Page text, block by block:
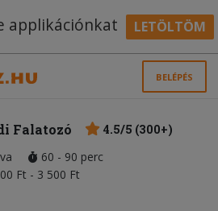
applikációnkat LETÖLTÖM
BELÉPÉS
Falatozó
4.5/5 (300+)
60 - 90 perc
Ft - 3 500 Ft